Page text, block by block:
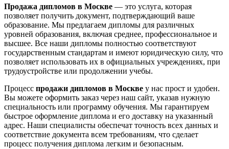
Продажа дипломов в Москве — это услуга, которая
позволяет получить документ, подтверждающий ваше
образование. Мы предлагаем дипломы для различных
уровней образования, включая среднее, профессиональное и
высшее. Все наши дипломы полностью соответствуют
государственным стандартам и имеют юридическую силу, что
позволяет использовать их в официальных учреждениях, при
трудоустройстве или продолжении учебы.
Процесс продажи дипломов в Москве у нас прост и удобен.
Вы можете оформить заказ через наш сайт, указав нужную
специальность или программу обучения. Мы гарантируем
быстрое оформление диплома и его доставку на указанный
адрес. Наши специалисты обеспечат точность всех данных и
соответствие документа всем требованиям, что сделает
процесс получения диплома легким и безопасным.